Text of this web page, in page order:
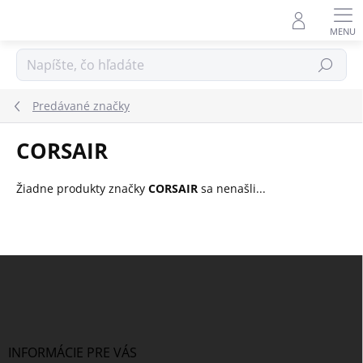
Hľadať
Predávané značky
CORSAIR
Žiadne produkty značky CORSAIR sa nenašli...
INFORMÁCIE PRE VÁS